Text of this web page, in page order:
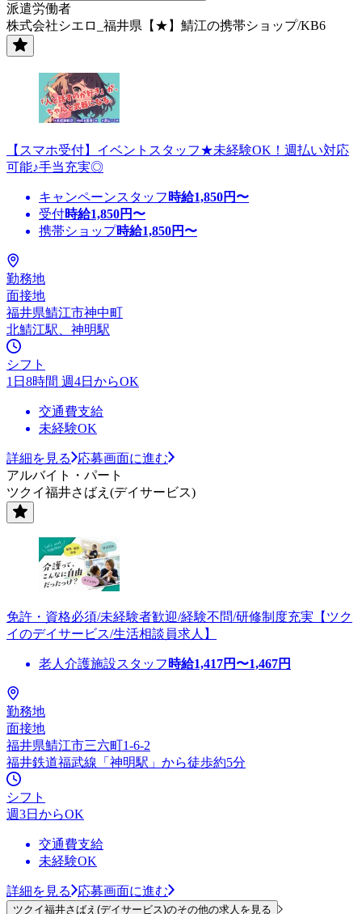
派遣労働者
株式会社シエロ_福井県【★】鯖江の携帯ショップ/KB6
【スマホ受付】イベントスタッフ★未経験OK！週払い対応
可能♪手当充実◎
キャンペーンスタッフ 時給1,850円〜
受付時給1,850円〜
携帯ショップ時給1,850円〜
勤務地
面接地
福井県鯖江市神中町
北鯖江駅、神明駅
シフト
1日8時間 週4日からOK
交通費支給
未経験OK
詳細を見る
応募画面に進む
アルバイト・パート
ツクイ福井さばえ(デイサービス)
免許・資格必須/未経験者歓迎/経験不問/研修制度充実【ツク
イのデイサービス/生活相談員求人】
老人介護施設スタッフ 時給1,417円〜1,467円
勤務地
面接地
福井県鯖江市三六町1-6-2
福井鉄道福武線「神明駅」から徒歩約5分
シフト
週3日からOK
交通費支給
未経験OK
詳細を見る 応募画面に進む
ツクイ福井さばえ(デイサービス)のその他の求人を見る